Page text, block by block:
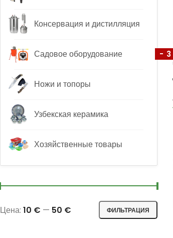
Консервация и дистилляция
Садовое оборудование
Ножи и топоры
Узбекская керамика
Хозяйственные товары
ФИЛЬТРАЦИЯ
Цена: 10 € — 50 €
-